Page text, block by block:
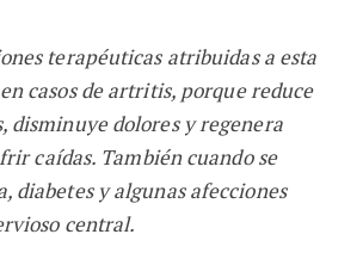
terapéuticas atribuidas a esta
casos de artritis, porque reduce
disminuye dolores y regenera
caídas. También cuando se
diabetes y algunas afecciones
central.